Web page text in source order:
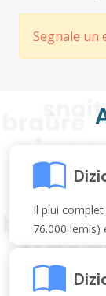
Segnale un
Il plui
76.000 lemis)